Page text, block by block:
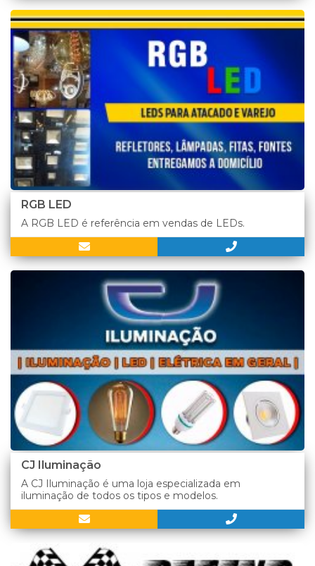
RGB LED
A RGB LED é referência em vendas de LEDs.
CJ Iluminação
A CJ Iluminação é uma loja especializada em
iluminação de todos os tipos e modelos.